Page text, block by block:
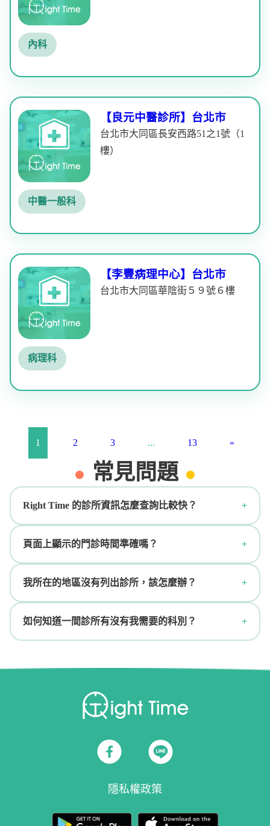
內科
【良元中醫診所】台北市
台北市大同區長安西路51之1號（1
樓）
中醫一般科
【李豐病理中心】台北市
台北市大同區華陰街５９號６樓
病理科
1 2 3 ... 13 »
常見問題
Right Time 的診所資訊怎麼查詢比較快？
頁面上顯示的門診時間準確嗎？
我所在的地區沒有列出診所，該怎麼辦？
如何知道一間診所有沒有我需要的科別？
隱私權政策